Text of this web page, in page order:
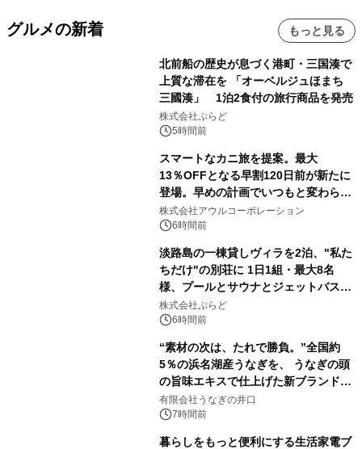
グルメの新着 もっと見る
北前船の歴史が息づく港町・三国湊で
上質な滞在を 「オーベルジュほまち
三國湊」 1泊2食付の旅行商品を発売
株式会社ぷらど
5時間前
スマートなカニ旅を提案。最大
13％OFFとなる早割120日前が新たに
登場。早めの計画でいつもと変わらぬ
大人の冬旅を。ー夕日ヶ浦温泉「佳松
苑 別邸ふうか」ー
株式会社アウルコーポレーション
6時間前
淡路島の一棟貸しヴィラを2泊、"私た
ちだけ"の別荘に 1日1組・最大8名
様、プールとサウナとジェットバス付
きで Villa Mon Temps AWAJIの連泊
素泊りプラン
株式会社ぷらど
6時間前
“素材の次は、たれで勝負。”全国約
5％の浜名湖産うなぎを、 うなぎの頭
の旨味エキスで仕上げた新ブランド
「井口の誉」誕生
有限会社うなぎの井口
7時間前
暮らしをもっと便利にする生活家電ブ